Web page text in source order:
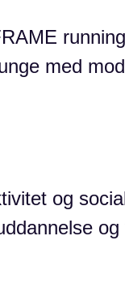
med
og
og